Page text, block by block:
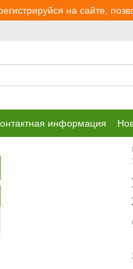
на сайте,
информация